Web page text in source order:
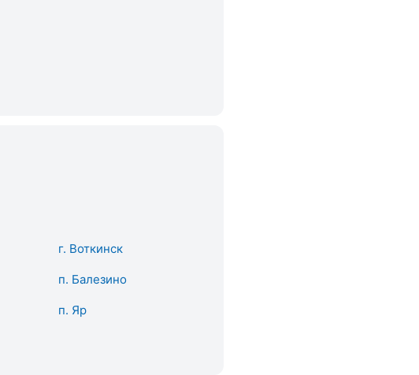
г. Воткинск
п. Балезино
п. Яр